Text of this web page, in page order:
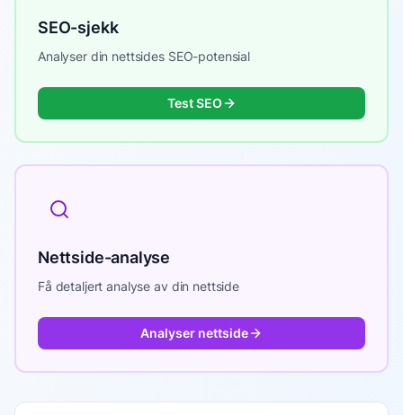
SEO-sjekk
Analyser din nettsides SEO-potensial
Test SEO
Nettside-analyse
Få detaljert analyse av din nettside
Analyser nettside